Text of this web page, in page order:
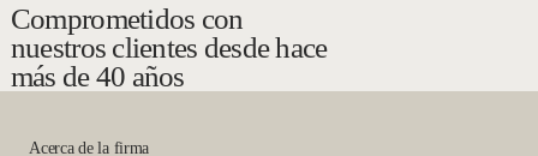
Comprometidos con
nuestros clientes desde hace
más de 40 años
Acerca de la firma